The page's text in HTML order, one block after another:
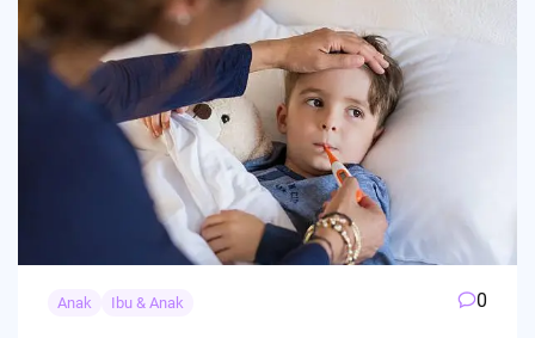
Anak Ibu & Anak 0